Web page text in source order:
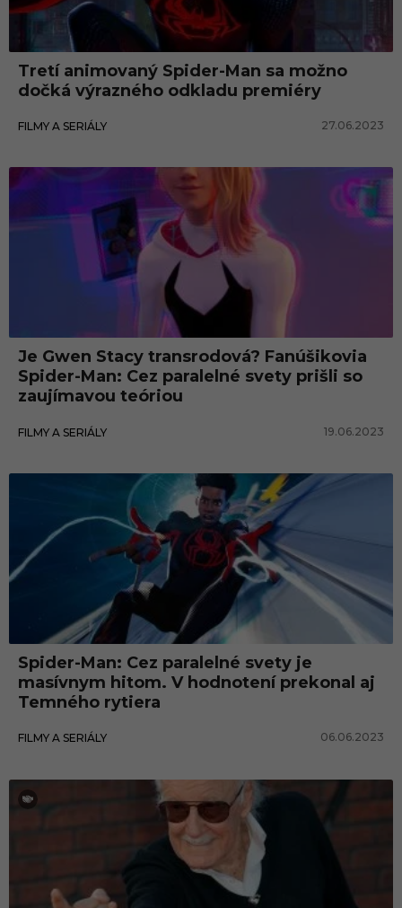
r
a
e
é
Tretí animovaný Spider-Man sa možno
dočká výrazného odkladu premiéry
FILMY A SERIÁLY 27.06.2023
Je Gwen Stacy transrodová? Fanúšikovia
Spider-Man: Cez paralelné svety prišli so
zaujímavou teóriou
FILMY A SERIÁLY 19.06.2023
Spider-Man: Cez paralelné svety je
masívnym hitom. V hodnotení prekonal aj
Temného rytiera
FILMY A SERIÁLY 06.06.2023